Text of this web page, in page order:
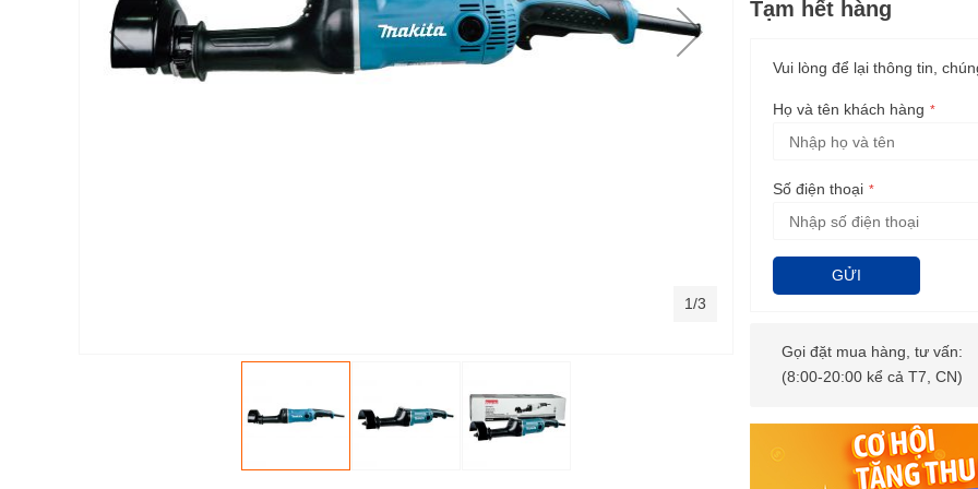
Tạm hết hàng
Vui lòng để lại thông tin,
Họ và tên khách hàng
Số điện thoại
GỬI
Gọi đặt mua hàng, tư vấn:
(8:00-20:00 kể cả T7, CN)
1/3